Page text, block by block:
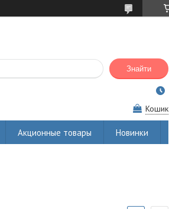
Знайти
Кошик
Акционные товары Новинки